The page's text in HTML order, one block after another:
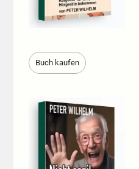
Buch kaufen